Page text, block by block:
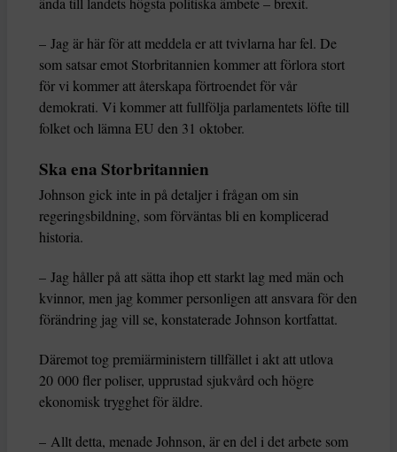
– Jag är här för att meddela er att tvivlarna har fel. De
som satsar emot Storbritannien kommer att förlora stort
för vi kommer att återskapa förtroendet för vår
demokrati. Vi kommer att fullfölja parlamentets löfte till
folket och lämna EU den 31 oktober.
Ska ena Storbritannien
Johnson gick inte in på detaljer i frågan om sin
regeringsbildning, som förväntas bli en komplicerad
historia.
– Jag håller på att sätta ihop ett starkt lag med män och
kvinnor, men jag kommer personligen att ansvara för den
förändring jag vill se, konstaterade Johnson kortfattat.
Däremot tog premiärministern tillfället i akt att utlova
20 000 fler poliser, upprustad sjukvård och högre
ekonomisk trygghet för äldre.
– Allt detta, menade Johnson, är en del i det arbete som